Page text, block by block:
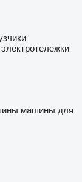
электротележки
машины для